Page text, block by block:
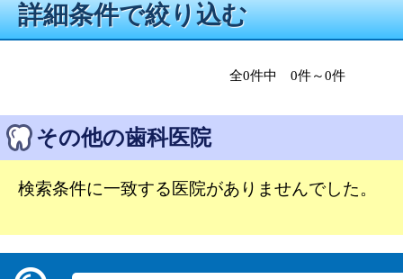
詳細条件で絞り込む
全0件中 0件～0件
その他の歯科医院
検索条件に一致する医院がありませんでした。